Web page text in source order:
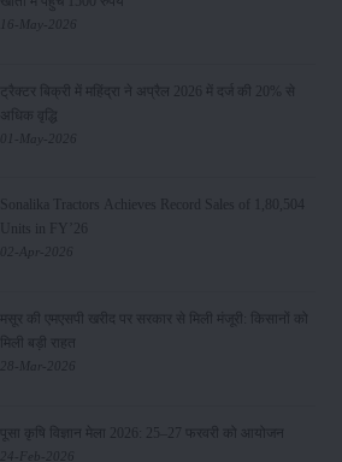
16-May-2026
ट्रैक्टर बिक्री में महिंद्रा ने अप्रैल 2026 में दर्ज की 20% से
अधिक वृद्धि
01-May-2026
Sonalika Tractors Achieves Record Sales of 1,80,504
Units in FY’26
02-Apr-2026
मसूर की एमएसपी खरीद पर सरकार से मिली मंजूरी: किसानों को
मिली बड़ी राहत
28-Mar-2026
पूसा कृषि विज्ञान मेला 2026: 25–27 फरवरी को आयोजन
24-Feb-2026